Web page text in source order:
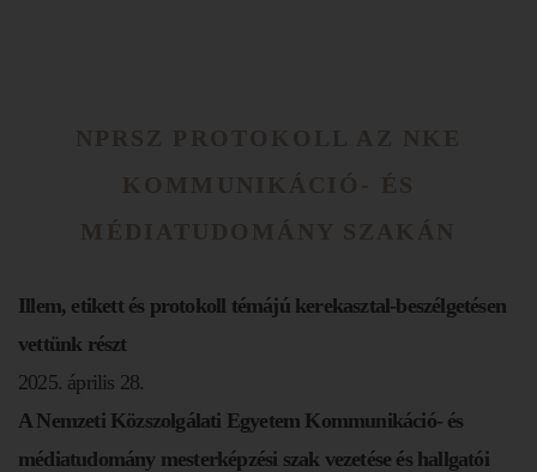
Illem, etikett és protokoll témájú kerekasztal-beszélgetésen
vettünk részt
2025. április 28.
A Nemzeti Közszolgálati Egyetem Kommunikáció- és
médiatudomány mesterképzési szak vezetése és hallgatói